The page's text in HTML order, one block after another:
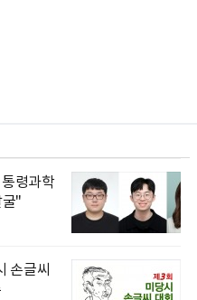
령과학
"
손글씨